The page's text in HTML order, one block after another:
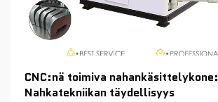
CNC:nä toimiva nahankäsittelykone:
Nahkatekniikan täydellisyys